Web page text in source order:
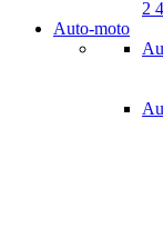
2
Auto-moto